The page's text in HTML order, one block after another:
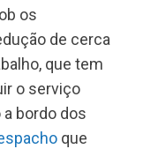
os
de cerca
que tem
o serviço
bordo dos
que